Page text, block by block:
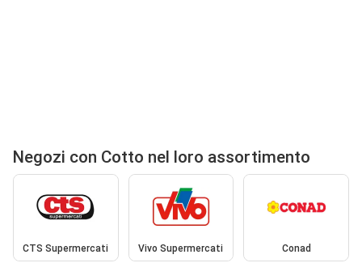
Negozi con Cotto nel loro assortimento
CTS Supermercati Vivo Supermercati Conad